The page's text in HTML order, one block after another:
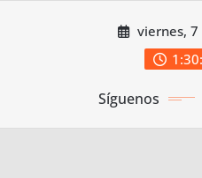
viernes,
Síguenos